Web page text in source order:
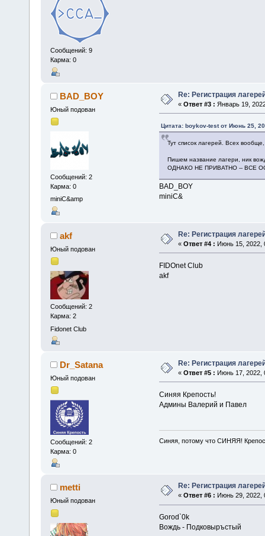
Сообщений: 9
Карма: 0
BAD_BOY
Юный подован
Сообщений: 2
Карма: 0
miniC&amp
Re: Регистрация
« Ответ #3 : Январь 19,
Цитата: boykov-test от Июнь 25,
Тут список лагерей. Всех
Пишем название лагери, ник
ОДНАКО НЕ ПРИВАТНО -- ВСЕ
BAD_BOY
miniC&
akf
Юный подован
Сообщений: 2
Карма: 2
Fidonet Club
Re: Регистрация
« Ответ #4 : Июнь 15, 2022,
FIDOnet Club
akf
Dr_Satana
Юный подован
Сообщений: 2
Карма: 0
Re: Регистрация
« Ответ #5 : Июнь 17, 2022,
Синяя Крепость!
Админы Валерий и Павел
Синяя, потому что СИНЯЯ!
metti
Юный подован
Re: Регистрация
« Ответ #6 : Июнь 29, 2022,
Gorod`0k
Вождь - Подковыръстый